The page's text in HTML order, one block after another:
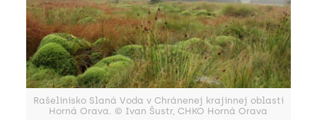
Rašelinisko Slaná Voda v Chránenej krajinnej oblasti
Horná Orava. © Ivan Šustr, CHKO Horná Orava